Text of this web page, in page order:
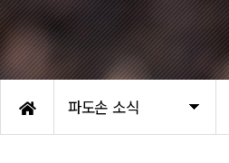
파도손 소식